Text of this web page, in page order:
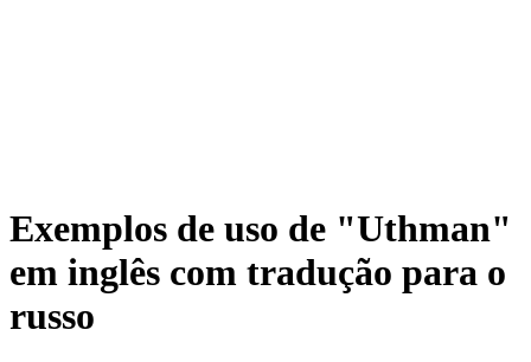
Exemplos de uso de "Uthman"
em inglês com tradução para o
russo